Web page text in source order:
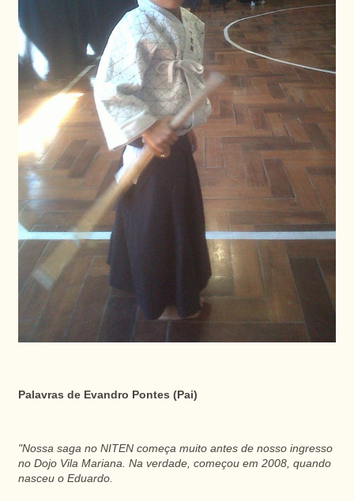
Palavras de Evandro Pontes (Pai)
"Nossa saga no NITEN começa muito antes de nosso ingresso
no Dojo Vila Mariana. Na verdade, começou em 2008, quando
nasceu o Eduardo.